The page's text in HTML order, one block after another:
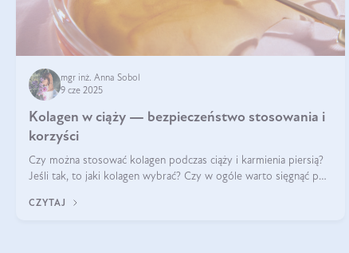
mgr inż. Anna Sobol
9 cze 2025
Kolagen w ciąży — bezpieczeństwo stosowania i
korzyści
Czy można stosować kolagen podczas ciąży i karmienia piersią?
Jeśli tak, to jaki kolagen wybrać? Czy w ogóle warto sięgnąć po
CZYTAJ